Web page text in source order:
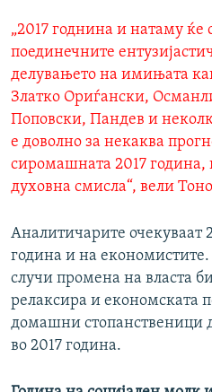
„2017 годнина и натаму ќе
поединечните
делувањето на имињата
Златко Ориѓански,
Поповски, Пандев и
е доволно за некаква
сиромашната 2017 година,
духовна смисла“, вели
Аналитичарите очекуваат
година и на
случи промена на власта
релаксира и економската
домашни стопанственици
во 2017 година.